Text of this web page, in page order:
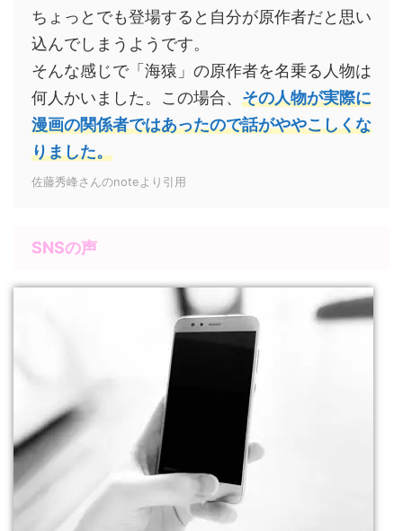
ちょっとでも登場すると自分が原作者だと思い
込んでしまうようです。
そんな感じで「海猿」の原作者を名乗る人物は
何人かいました。この場合、 その人物が実際に
漫画の関係者ではあったので話がややこしくな
りました。
佐藤秀峰さんのnoteより引用
SNSの声